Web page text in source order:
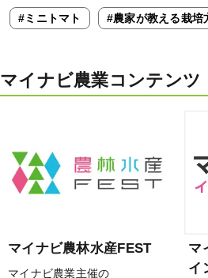
#ミニトマト #農家が教える栽培
マイナビ農業コンテンツ
マイナビ農林水産FEST
マイナビ農業主催の
マ
イ